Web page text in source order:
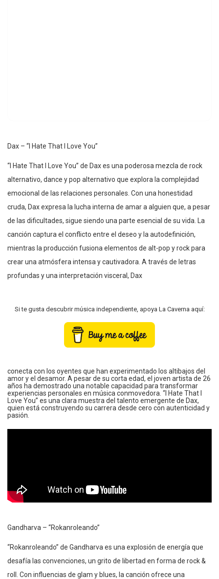
Dax – “I Hate That I Love You”
“I Hate That I Love You” de Dax es una poderosa mezcla de rock
alternativo, dance y pop alternativo que explora la complejidad
emocional de las relaciones personales. Con una honestidad
cruda, Dax expresa la lucha interna de amar a alguien que, a pesar
de las dificultades, sigue siendo una parte esencial de su vida. La
canción captura el conflicto entre el deseo y la autodefinición,
mientras la producción fusiona elementos de alt-pop y rock para
crear una atmósfera intensa y cautivadora. A través de letras
profundas y una interpretación visceral, Dax
Si te gusta descubrir música independiente, apoya La Caverna aquí:
conecta con los oyentes que han experimentado los altibajos del
amor y el desamor. A pesar de su corta edad, el joven artista de 26
años ha demostrado una notable capacidad para transformar
experiencias personales en música conmovedora. “I Hate That I
Love You” es una clara muestra del talento emergente de Dax,
quien está construyendo su carrera desde cero con autenticidad y
pasión.
Gandharva – “Rokanroleando”
“Rokanroleando” de Gandharva es una explosión de energía que
desafía las convenciones, un grito de libertad en forma de rock &
roll. Con influencias de glam y blues, la canción ofrece una